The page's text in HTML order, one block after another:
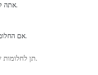
אתה לא מגיע כל כך רחוק כדי להיות כל כך רחוק.
אם החלומות שלך לא מפחידים אותך, הם קטנים מדי.
תן לחלומות שלך להיות המוטיבציה הטובה ביותר שלך.